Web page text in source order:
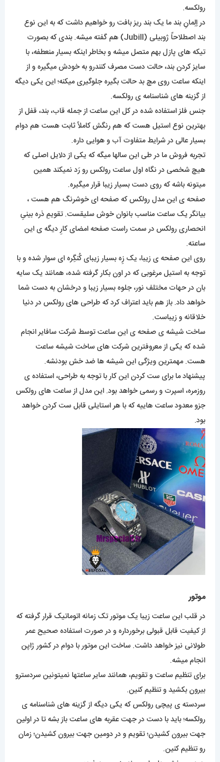
رولکسه.
در اِلِمانِ بند ما یک بند ریز بافت رو خواهیم داشت که به این نوع
بند اصطلاحاً ژوبیلی (Jubill) هم گفته میشه. بندی که بصورت
تیکه های پازل بهم متصل میشه و بخاطر اینکه بسیار منعطفه، با
سایز کردن بند، حالت دست مصرف کنندرو به خودش میگیره و از
اینکه ساعت روی مچ بد حالت بگیره جلوگیری میکنه؛ این یکی دیگه
از گزینه های شناسنامه ی رولکسه.
جنس فلز استفاده شده در کل این ساعت از جمله قاب، بند، قفل از
بهترین نوع استیل هست که هم رنگش کاملاً ثابت هست هم دوام
بسیار عالی در شرایط متفاوت آب و هوایی داره.
تجربه فروش ما در طی این سالها میگه که یکی از دلایل اصلی که
هیچ شخصی در نگاه اول ساعت رولکس رو رَد نمیکند همین
میتونه باشه که روی دست بسیار زیبا قرار میگیره.
صفحه ی این مدل رولکس که صفحه ای خوشرنگ هم هست ،
بیانگر یک ساعت مناسب بانوان خوش سلیقست. تقویمِ ذره بینیِ
انحصاری رولکس در سمت راست صفحه امضای کارِ دیگه ی این
ساعته.
روی این صفحه ی زیبا، یک زِه بسیار زیبای کُنگِره ای سوار شده و با
توجه به استیل مرغوبی که در اون بکار گرفته شده، همانند یک سایه
بان در حهات مختلف نور، جلوه بسیار زیبا و درخشان به دست شما
خواهد داد. باز هم باید اعتراف کرد که طراحی های رولکس در دنیا
خلاقانه و زیباست.
ساخت شیشه ی صفحه ی این ساعت توسط شرکت سافایر انجام
شده که یکی از معروفترین شرکت های ساخت شیشه ساعت
هست. مهمترین ویژگی این شیشه ها ضد خش بودنشه.
پیشنهاد ما برای ست کردن این کار با توجه به طراحی، استفاده ی
روزمره، اسپرت و رسمی خواهد بود. این مدل از ساعت های رولکس
جزو معدود ساعت هاییه که با هر استایلی قابل ست کردن خواهد
بود.
موتور
در قلب این ساعت زیبا یک موتور تک زمانه اتوماتیک قرار گرفته که
از کیفیت قابل قبولی برخورداره و در صورت استفاده صحیح عمر
طولانی نیز خواهد داشت. ساخت این موتور با دوام در کشور ژاپن
انجام میشه.
برای تنظیم ساعت و تقویم، همانند سایر ساعتها نمیتونین سردسترو
بیرون بکشید و تنظیم کنین.
سردسته ی پیچی رولکس که یکی دیگه از گزینه های شناسنامه ی
رولکسه؛ باید با دست در جهت عقربه های ساعت باز بشه تا در اولین
جهت بیرون کشیدن؛ تقویم و در دومین جهت بیرون کشیدن؛ زمان
رو تنظیم کنین.